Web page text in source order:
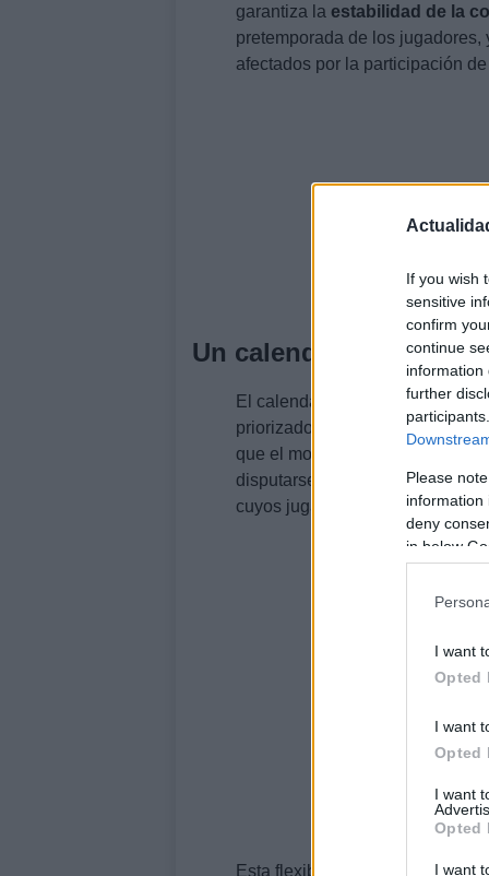
If you wish
sensitive
confirm
continue
information
further
Please
information
deny
in below
I want
Opted
I want
Opted
I want
Opted
I want
garantiza la estabilidad de la
pretemporada de los
afectados por la participación
Un calendario
El calendario aprobado refleja
priorizado la
estabilidad
que el modelo de jornada
disputarse entre el 25 y el 27
cuyos jugadores hayan
Esta flexibilidad es crucial para